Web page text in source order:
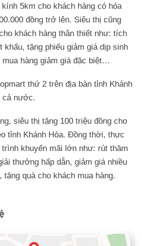
5km cho khách hàng có hóa
đồng trở lên. Siêu thị cũng
khách hàng thân thiết như: tích
khấu, tặng phiếu giảm giá dịp sinh
mua hàng giảm giá đặc biệt…
thứ 2 trên địa bàn tỉnh Khánh
cả nước.
siêu thị tặng 100 triệu đồng cho
tỉnh Khánh Hòa. Đồng thời, thực
khuyến mãi lớn như: rút thăm
thưởng hấp dẫn, giảm giá nhiều
tặng quà cho khách mua hàng.